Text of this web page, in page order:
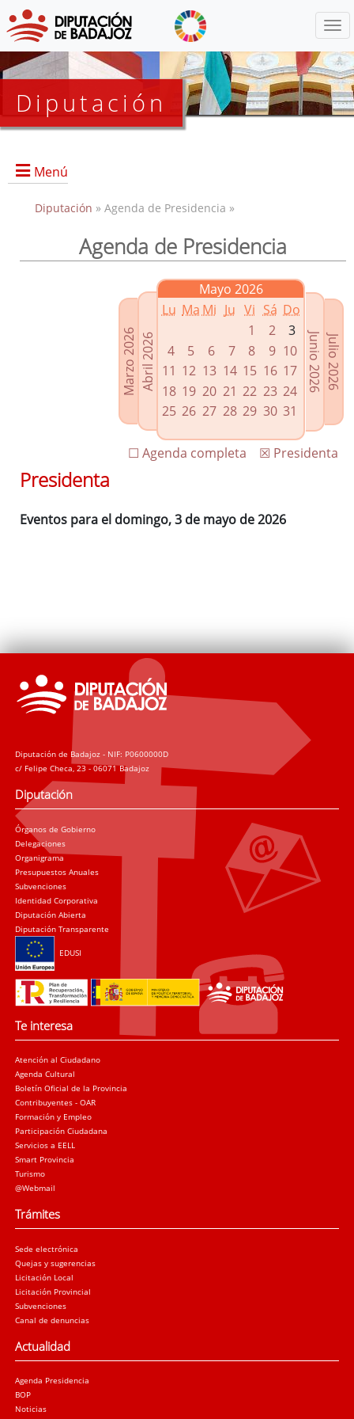
Diputación
Menú
Presidencia
Enlaces relacionados
Agenda de Presidencia
Plenos provinciales y Juntas de gobierno
Oficina de Proyectos Europeos
Diputación » Agenda de Presidencia »
Agenda de Presidencia
Marzo 2026Abril 2026
Mayo 2026
Lu Ma Mi Ju Vi Sá Do
1
2
3
4
5 6 7 8 9 10
11 12 13 14 15 16 17
18 19 20 21 22 23 24
25 26 27 28 29 30 31
Julio 2026
Junio 2026
☒ Presidenta
☐ Agenda completa
Presidenta
Eventos para el domingo, 3 de mayo de 2026
Diputación de Badajoz - NIF: P0600000D
c/ Felipe Checa, 23 - 06071 Badajoz
Diputación
Órganos de Gobierno
Delegaciones
Organigrama
Presupuestos Anuales
Subvenciones
Identidad Corporativa
Diputación Abierta
Diputación Transparente
EDUSI
Te interesa
Atención al Ciudadano
Agenda Cultural
Boletín Oficial de la Provincia
Contribuyentes - OAR
Formación y Empleo
Participación Ciudadana
Servicios a EELL
Smart Provincia
Turismo
@Webmail
Trámites
Sede electrónica
Quejas y sugerencias
Licitación Local
Licitación Provincial
Subvenciones
Canal de denuncias
Actualidad
Agenda Presidencia
BOP
Noticias